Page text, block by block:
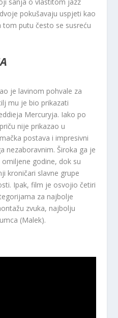
pokušavaju uspjeti kao
tom putu često se susreću
je lavinom pohvale za
mu je bio prikazati
Mercuryja. Iako po
nije prikazao u
postava i impresivni
nezaboravnim. Široka ga je
godine, dok su
kroničari slavne grupe
Ipak, film je osvojio četiri
za najbolje
zvuka, najbolju
(Malek).